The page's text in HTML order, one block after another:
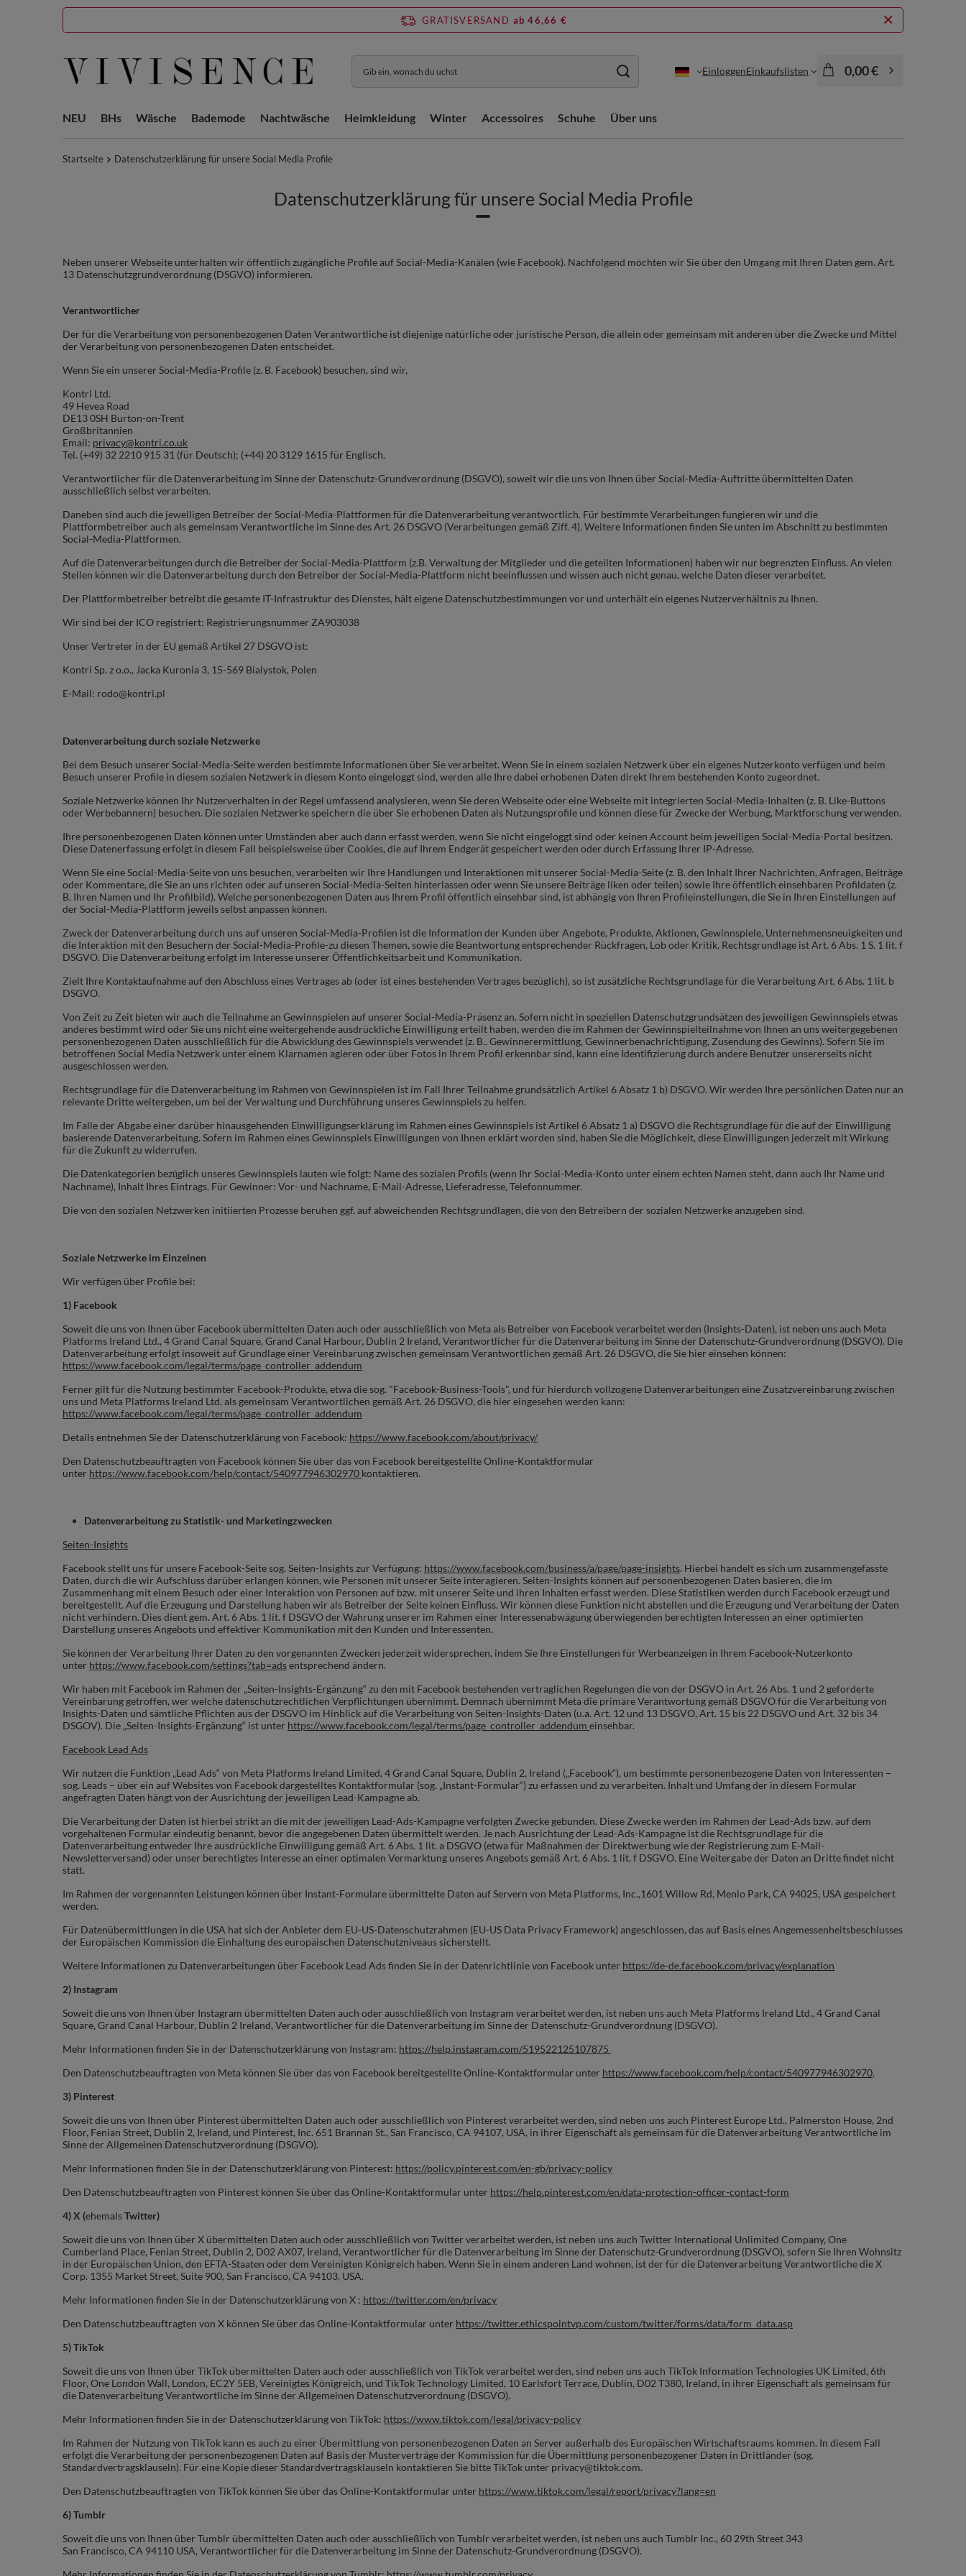
GRATISVERSAND ab 46,66 €
EinloggenEinkaufslisten 0,00 €
NEU BHs Wäsche Bademode Nachtwäsche Heimkleidung Winter Accessoires Schuhe Über uns
Startseite Datenschutzerklärung für unsere Social Media Profile
Datenschutzerklärung für unsere Social Media Profile
Neben unserer Webseite unterhalten wir öffentlich zugängliche Profile auf Social-Media-Kanälen (wie Facebook). Nachfolgend möchten wir Sie über den Umgang mit Ihren Daten gem. Art.
13 Datenschutzgrundverordnung (DSGVO) informieren.
Verantwortlicher
Der für die Verarbeitung von personenbezogenen Daten Verantwortliche ist diejenige natürliche oder juristische Person, die allein oder gemeinsam mit anderen über die Zwecke und Mittel
der Verarbeitung von personenbezogenen Daten entscheidet.
Wenn Sie ein unserer Social-Media-Profile (z. B. Facebook) besuchen, sind wir,
Kontri Ltd.
49 Hevea Road
DE13 0SH Burton-on-Trent
Großbritannien
Email: privacy@kontri.co.uk
Tel. (+49) 32 2210 915 31 (für Deutsch); (+44) 20 3129 1615 für Englisch.
Verantwortlicher für die Datenverarbeitung im Sinne der Datenschutz-Grundverordnung (DSGVO), soweit wir die uns von Ihnen über Social-Media-Auftritte übermittelten Daten
ausschließlich selbst verarbeiten.
Daneben sind auch die jeweiligen Betreiber der Social-Media-Plattformen für die Datenverarbeitung verantwortlich. Für bestimmte Verarbeitungen fungieren wir und die
Plattformbetreiber auch als gemeinsam Verantwortliche im Sinne des Art. 26 DSGVO (Verarbeitungen gemäß Ziff. 4). Weitere Informationen finden Sie unten im Abschnitt zu bestimmten
Social-Media-Plattformen.
Auf die Datenverarbeitungen durch die Betreiber der Social-Media-Plattform (z.B. Verwaltung der Mitglieder und die geteilten Informationen) haben wir nur begrenzten Einfluss. An vielen
Stellen können wir die Datenverarbeitung durch den Betreiber der Social-Media-Plattform nicht beeinflussen und wissen auch nicht genau, welche Daten dieser verarbeitet.
Der Plattformbetreiber betreibt die gesamte IT-Infrastruktur des Dienstes, hält eigene Datenschutzbestimmungen vor und unterhält ein eigenes Nutzerverhältnis zu Ihnen.
Wir sind bei der ICO registriert: Registrierungsnummer ZA903038
Unser Vertreter in der EU gemäß Artikel 27 DSGVO ist:
Kontri Sp. z o.o., Jacka Kuronia 3, 15-569 Bialystok, Polen
E-Mail: rodo@kontri.pl
Datenverarbeitung durch soziale Netzwerke
Bei dem Besuch unserer Social-Media-Seite werden bestimmte Informationen über Sie verarbeitet. Wenn Sie in einem sozialen Netzwerk über ein eigenes Nutzerkonto verfügen und beim
Besuch unserer Profile in diesem sozialen Netzwerk in diesem Konto eingeloggt sind, werden alle Ihre dabei erhobenen Daten direkt Ihrem bestehenden Konto zugeordnet.
Soziale Netzwerke können Ihr Nutzerverhalten in der Regel umfassend analysieren, wenn Sie deren Webseite oder eine Webseite mit integrierten Social-Media-Inhalten (z. B. Like-Buttons
oder Werbebannern) besuchen. Die sozialen Netzwerke speichern die über Sie erhobenen Daten als Nutzungsprofile und können diese für Zwecke der Werbung, Marktforschung verwenden.
Ihre personenbezogenen Daten können unter Umständen aber auch dann erfasst werden, wenn Sie nicht eingeloggt sind oder keinen Account beim jeweiligen Social-Media-Portal besitzen.
Diese Datenerfassung erfolgt in diesem Fall beispielsweise über Cookies, die auf Ihrem Endgerät gespeichert werden oder durch Erfassung Ihrer IP-Adresse.
Wenn Sie eine Social-Media-Seite von uns besuchen, verarbeiten wir Ihre Handlungen und Interaktionen mit unserer Social-Media-Seite (z. B. den Inhalt Ihrer Nachrichten, Anfragen, Beiträge
oder Kommentare, die Sie an uns richten oder auf unseren Social-Media-Seiten hinterlassen oder wenn Sie unsere Beiträge liken oder teilen) sowie Ihre öffentlich einsehbaren Profildaten (z.
B. Ihren Namen und Ihr Profilbild). Welche personenbezogenen Daten aus Ihrem Profil öffentlich einsehbar sind, ist abhängig von Ihren Profileinstellungen, die Sie in Ihren Einstellungen auf
der Social-Media-Plattform jeweils selbst anpassen können.
Zweck der Datenverarbeitung durch uns auf unseren Social-Media-Profilen ist die Information der Kunden über Angebote, Produkte, Aktionen, Gewinnspiele, Unternehmensneuigkeiten und
die Interaktion mit den Besuchern der Social-Media-Profile-zu diesen Themen, sowie die Beantwortung entsprechender Rückfragen, Lob oder Kritik. Rechtsgrundlage ist Art. 6 Abs. 1 S. 1 lit. f
DSGVO. Die Datenverarbeitung erfolgt im Interesse unserer Öffentlichkeitsarbeit und Kommunikation.
Zielt Ihre Kontaktaufnahme auf den Abschluss eines Vertrages ab (oder ist eines bestehenden Vertrages bezüglich), so ist zusätzliche Rechtsgrundlage für die Verarbeitung Art. 6 Abs. 1 lit. b
DSGVO.
Von Zeit zu Zeit bieten wir auch die Teilnahme an Gewinnspielen auf unserer Social-Media-Präsenzan. Sofern nicht in speziellen Datenschutzgrundsätzen des jeweiligen Gewinnspiels etwas
anderes bestimmt wird oder Sie uns nicht eine weitergehende ausdrückliche Einwilligung erteilt haben, werden die im Rahmen der Gewinnspielteilnahme von Ihnen an uns weitergegebenen
personenbezogenen Daten ausschließlich für die Abwicklung des Gewinnspiels verwendet (z. B.. Gewinnerermittlung, Gewinnerbenachrichtigung, Zusendung des Gewinns). Sofern Sie im
betroffenen Social Media Netzwerk unter einem Klarnamen agieren oder über Fotos in Ihrem Profil erkennbar sind, kann eine Identifizierung durch andere Benutzer unsererseits nicht
ausgeschlossen werden.
Rechtsgrundlage für die Datenverarbeitung im Rahmen von Gewinnspielen ist im Fall Ihrer Teilnahme grundsätzlich Artikel 6 Absatz 1 b) DSGVO. Wir werden Ihre persönlichen Daten nur an
relevante Dritte weitergeben, um bei der Verwaltung und Durchführung unseres Gewinnspiels zu helfen.
Im Falle der Abgabe einer darüber hinausgehenden Einwilligungserklärung im Rahmen eines Gewinnspiels ist Artikel 6 Absatz 1 a) DSGVO die Rechtsgrundlage für die auf der Einwilligung
basierende Datenverarbeitung. Sofern im Rahmen eines Gewinnspiels Einwilligungen von Ihnen erklärt worden sind, haben Sie die Möglichkeit, diese Einwilligungen jederzeit mit Wirkung
für die Zukunft zu widerrufen.
Die Datenkategorien bezü̱glich unseres Gewinnspiels lauten wie folgt: Name des sozialen Profils (wenn Ihr Social-Media-Konto unter einem echten Namen steht, dann auch Ihr Name und
Nachname), Inhalt Ihres Eintrags. Für Gewinner: Vor- und Nachname, E-Mail-Adresse, Lieferadresse, Telefonnummer.
Die von den sozialen Netzwerken initiierten Prozesse beruhen ggf. auf abweichenden Rechtsgrundlagen, die von den Betreibern der sozialen Netzwerke anzugeben sind.
Soziale Netzwerke im Einzelnen
Wir verfügen über Profile bei:
1) Facebook
Soweit die uns von Ihnen über Facebook übermittelten Daten auch oder ausschließlich von Meta als Betreiber von Facebook verarbeitet werden (Insights-Daten), ist neben uns auch Meta
Platforms Ireland Ltd., 4 Grand Canal Square, Grand Canal Harbour, Dublin 2 Ireland, Verantwortlicher für die Datenverarbeitung im Sinne der Datenschutz-Grundverordnung (DSGVO). Die
Datenverarbeitung erfolgt insoweit auf Grundlage einer Vereinbarung zwischen gemeinsam Verantwortlichen gemäß Art. 26 DSGVO, die Sie hier einsehen können:
https://www.facebook.com/legal/terms/page_controller_addendum
Ferner gilt für die Nutzung bestimmter Facebook-Produkte, etwa die sog. "Facebook-Business-Tools", und für hierdurch vollzogene Datenverarbeitungen eine Zusatzvereinbarung zwischen
uns und Meta Platforms Ireland Ltd. als gemeinsam Verantwortlichen gemäß Art. 26 DSGVO, die hier eingesehen werden kann:
https://www.facebook.com/legal/terms/page_controller_addendum
Details entnehmen Sie der Datenschutzerklärung von Facebook: https://www.facebook.com/about/privacy/
Den Datenschutzbeauftragten von Facebook können Sie über das von Facebook bereitgestellte Online-Kontaktformular
unter https://www.facebook.com/help/contact/540977946302970 kontaktieren.
Datenverarbeitung zu Statistik- und Marketingzwecken
Seiten-Insights
Facebook stellt uns für unsere Facebook-Seite sog. Seiten-Insights zur Verfügung: https://www.facebook.com/business/a/page/page-insights. Hierbei handelt es sich um zusammengefasste
Daten, durch die wir Aufschluss darüber erlangen können, wie Personen mit unserer Seite interagieren. Seiten-Insights können auf personenbezogenen Daten basieren, die im
Zusammenhang mit einem Besuch oder einer Interaktion von Personen auf bzw. mit unserer Seite und ihren Inhalten erfasst werden. Diese Statistiken werden durch Facebook erzeugt und
bereitgestellt. Auf die Erzeugung und Darstellung haben wir als Betreiber der Seite keinen Einfluss. Wir können diese Funktion nicht abstellen und die Erzeugung und Verarbeitung der Daten
nicht verhindern. Dies dient gem. Art. 6 Abs. 1 lit. f DSGVO der Wahrung unserer im Rahmen einer Interessenabwägung überwiegenden berechtigten Interessen an einer optimierten
Darstellung unseres Angebots und effektiver Kommunikation mit den Kunden und Interessenten.
Sie können der Verarbeitung Ihrer Daten zu den vorgenannten Zwecken jederzeit widersprechen, indem Sie Ihre Einstellungen für Werbeanzeigen in Ihrem Facebook-Nutzerkonto
unter https://www.facebook.com/settings?tab=adsentsprechend ändern.
Wir haben mit Facebook im Rahmen der „Seiten-Insights-Ergänzung“ zu den mit Facebook bestehenden vertraglichen Regelungen die von der DSGVO in Art. 26 Abs. 1 und 2 geforderte
Vereinbarung getroffen, wer welche datenschutzrechtlichen Verpflichtungen übernimmt. Demnach übernimmt Meta die primäre Verantwortung gemäß DSGVO für die Verarbeitung von
Insights-Daten und sämtliche Pflichten aus der DSGVO im Hinblick auf die Verarbeitung von Seiten-Insights-Daten (u.a. Art. 12 und 13 DSGVO, Art. 15 bis 22 DSGVO und Art. 32 bis 34
DSGOV). Die „Seiten-Insights-Ergänzung“ ist unter https://www.facebook.com/legal/terms/page_controller_addendum einsehbar.
Facebook Lead Ads
Wir nutzen die Funktion „Lead Ads“ von Meta Platforms Ireland Limited, 4 Grand Canal Square, Dublin 2, Ireland („Facebook“), um bestimmte personenbezogene Daten von Interessenten –
sog. Leads – über ein auf Websites von Facebook dargestelltes Kontaktformular (sog. „Instant-Formular“) zu erfassen und zu verarbeiten. Inhalt und Umfang der in diesem Formular
angefragten Daten hängt von der Ausrichtung der jeweiligen Lead-Kampagne ab.
Die Verarbeitung der Daten ist hierbei strikt an die mit der jeweiligen Lead-Ads-Kampagne verfolgten Zwecke gebunden. Diese Zwecke werden im Rahmen der Lead-Ads bzw. auf dem
vorgehaltenen Formular eindeutig benannt, bevor die angegebenen Daten übermittelt werden. Je nach Ausrichtung der Lead-Ads-Kampagne ist die Rechtsgrundlage für die
Datenverarbeitung entweder Ihre ausdrückliche Einwilligung gemäß Art. 6 Abs. 1 lit. a DSGVO (etwa für Maßnahmen der Direktwerbung wie der Registrierung zum E-Mail-
Newsletterversand) oder unser berechtigtes Interesse an einer optimalen Vermarktung unseres Angebots gemäß Art. 6 Abs. 1 lit. f DSGVO. Eine Weitergabe der Daten an Dritte findet nicht
statt.
Im Rahmen der vorgenannten Leistungen können über Instant-Formulare übermittelte Daten auf Servern von Meta Platforms, Inc.,1601 Willow Rd, Menlo Park, CA 94025, USA gespeichert
werden.
Für Datenübermittlungen in die USA hat sich der Anbieter dem EU-US-Datenschutzrahmen (EU-US Data Privacy Framework) angeschlossen, das auf Basis eines Angemessenheitsbeschlusses
der Europäischen Kommission die Einhaltung des europäischen Datenschutzniveaus sicherstellt.
Weitere Informationen zu Datenverarbeitungen über Facebook Lead Ads finden Sie in der Datenrichtlinie von Facebook unter https://de-de.facebook.com/privacy/explanation
2) Instagram
Soweit die uns von Ihnen über Instagram übermittelten Daten auch oder ausschließlich von Instagram verarbeitet werden, ist neben uns auch Meta Platforms Ireland Ltd., 4 Grand Canal
Square, Grand Canal Harbour, Dublin 2 Ireland, Verantwortlicher für die Datenverarbeitung im Sinne der Datenschutz-Grundverordnung (DSGVO).
Mehr Informationen finden Sie in der Datenschutzerklärung von Instagram: https://help.instagram.com/519522125107875
Den Datenschutzbeauftragten von Meta können Sie über das von Facebook bereitgestellte Online-Kontaktformular unter https://www.facebook.com/help/contact/540977946302970.
3) Pinterest
Soweit die uns von Ihnen über Pinterest übermittelten Daten auch oder ausschließlich von Pinterest verarbeitet werden, sind neben uns auch Pinterest Europe Ltd., Palmerston House, 2nd
Floor, Fenian Street, Dublin 2, Ireland, und Pinterest, Inc. 651 Brannan St., San Francisco, CA 94107, USA, in ihrer Eigenschaft als gemeinsam für die Datenverarbeitung Verantwortliche im
Sinne der Allgemeinen Datenschutzverordnung (DSGVO).
Mehr Informationen finden Sie in der Datenschutzerklärung von Pinterest: https://policy.pinterest.com/en-gb/privacy-policy
Den Datenschutzbeauftragten von Pinterest können Sie über das Online-Kontaktformular unter https://help.pinterest.com/en/data-protection-officer-contact-form
4) X (ehemalsTwitter)
Soweit die uns von Ihnen über X übermittelten Daten auch oder ausschließlich von Twitter verarbeitet werden, ist neben uns auch Twitter International Unlimited Company, One
Cumberland Place, Fenian Street, Dublin 2, D02 AX07, Ireland, Verantwortlicher für die Datenverarbeitung im Sinne der Datenschutz-Grundverordnung (DSGVO), sofern Sie Ihren Wohnsitz
in der Europäischen Union, den EFTA-Staaten oder dem Vereinigten Königreich haben. Wenn Sie in einem anderen Land wohnen, ist der für die Datenverarbeitung Verantwortliche die X
Corp. 1355 Market Street, Suite 900, San Francisco, CA 94103, USA.
Mehr Informationen finden Sie in der Datenschutzerklärung von X : https://twitter.com/en/privacy
Den Datenschutzbeauftragten von X können Sie über das Online-Kontaktformular unter https://twitter.ethicspointvp.com/custom/twitter/forms/data/form_data.asp
5) TikTok
Soweit die uns von Ihnen über TikTok übermittelten Daten auch oder ausschließlich von TikTok verarbeitet werden, sind neben uns auch TikTok Information Technologies UK Limited, 6th
Floor, One London Wall, London, EC2Y 5EB, Vereinigtes Königreich, und TikTok Technology Limited, 10 Earlsfort Terrace, Dublin, D02 T380, Ireland, in ihrer Eigenschaft als gemeinsam für
die Datenverarbeitung Verantwortliche im Sinne der Allgemeinen Datenschutzverordnung (DSGVO).
Mehr Informationen finden Sie in der Datenschutzerklärung von TikTok: https://www.tiktok.com/legal/privacy-policy
Im Rahmen der Nutzung von TikTok kann es auch zu einer Übermittlung von personenbezogenen Daten an Server außerhalb des Europäischen Wirtschaftsraums kommen. In diesem Fall
erfolgt die Verarbeitung der personenbezogenen Daten auf Basis der Musterverträge der Kommission für die Übermittlung personenbezogener Daten in Drittländer (sog.
Standardvertragsklauseln). Für eine Kopie dieser Standardvertragsklauseln kontaktieren Sie bitte TikTok unter privacy@tiktok.com.
Den Datenschutzbeauftragten von TikTok können Sie über das Online-Kontaktformular unter https://www.tiktok.com/legal/report/privacy?lang=en
6) Tumblr
Soweit die uns von Ihnen über Tumblr übermittelten Daten auch oder ausschließlich von Tumblr verarbeitet werden, ist neben uns auch Tumblr Inc., 60 29th Street 343
San Francisco, CA 94110 USA, Verantwortlicher für die Datenverarbeitung im Sinne der Datenschutz-Grundverordnung (DSGVO).